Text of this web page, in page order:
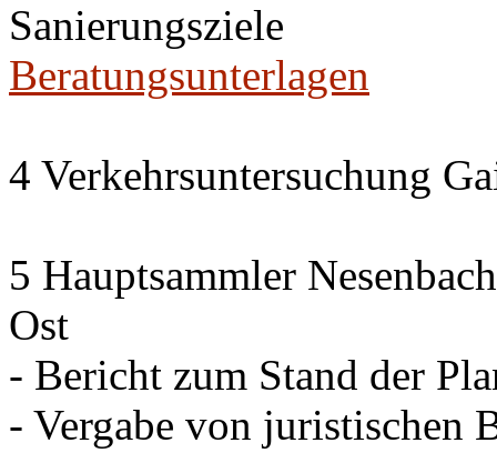
Sanierungsziele
Beratungsunterlagen
4 Verkehrsuntersuchung
5 Hauptsammler
Ost
- Bericht zum Stand der
- Vergabe von juristischen